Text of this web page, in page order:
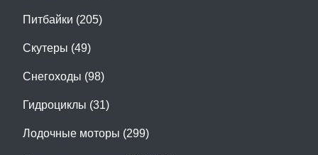
Питбайки (205)
Скутеры (49)
Снегоходы (98)
Гидроциклы (31)
Лодочные моторы (299)